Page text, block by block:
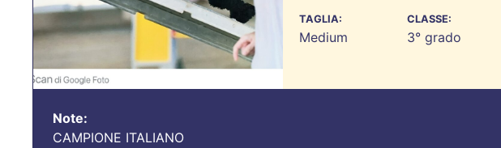
TAGLIA:
Medium
CLASSE:
3° grado
Note:
CAMPIONE ITALIANO